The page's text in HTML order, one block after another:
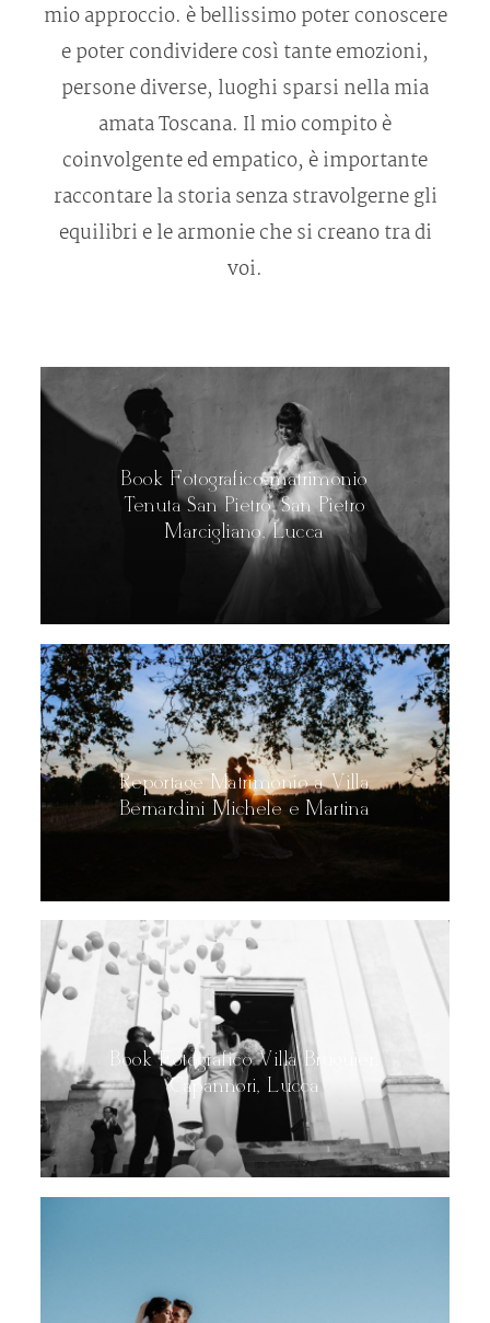
mio approccio. è bellissimo poter conoscere
e poter condividere così tante emozioni,
persone diverse, luoghi sparsi nella mia
amata Toscana. Il mio compito è
coinvolgente ed empatico, è importante
raccontare la storia senza stravolgerne gli
equilibri e le armonie che si creano tra di
voi.
Book Fotografico matrimonio
Tenuta San Pietro, San Pietro
Marcigliano, Lucca
Reportage Matrimonio a Villa
Bernardini Michele e Martina
Book Fotografico Villa Bruguier,
Capannori, Lucca